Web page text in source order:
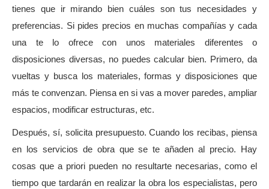
tienes que ir mirando bien cuáles son tus necesidades y
preferencias. Si pides precios en muchas compañías y cada
una te lo ofrece con unos materiales diferentes o
disposiciones diversas, no puedes calcular bien. Primero, da
vueltas y busca los materiales, formas y disposiciones que
más te convenzan. Piensa en si vas a mover paredes, ampliar
espacios, modificar estructuras, etc.
Después, sí, solicita presupuesto. Cuando los recibas, piensa
en los servicios de obra que se te añaden al precio. Hay
cosas que a priori pueden no resultarte necesarias, como el
tiempo que tardarán en realizar la obra los especialistas, pero